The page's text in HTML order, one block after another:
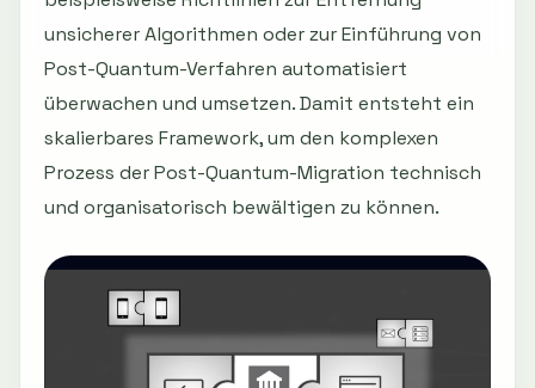
unsicherer Algorithmen oder zur Einführung von
Post-Quantum-Verfahren automatisiert
überwachen und umsetzen. Damit entsteht ein
skalierbares Framework, um den komplexen
Prozess der Post-Quantum-Migration technisch
und organisatorisch bewältigen zu können.